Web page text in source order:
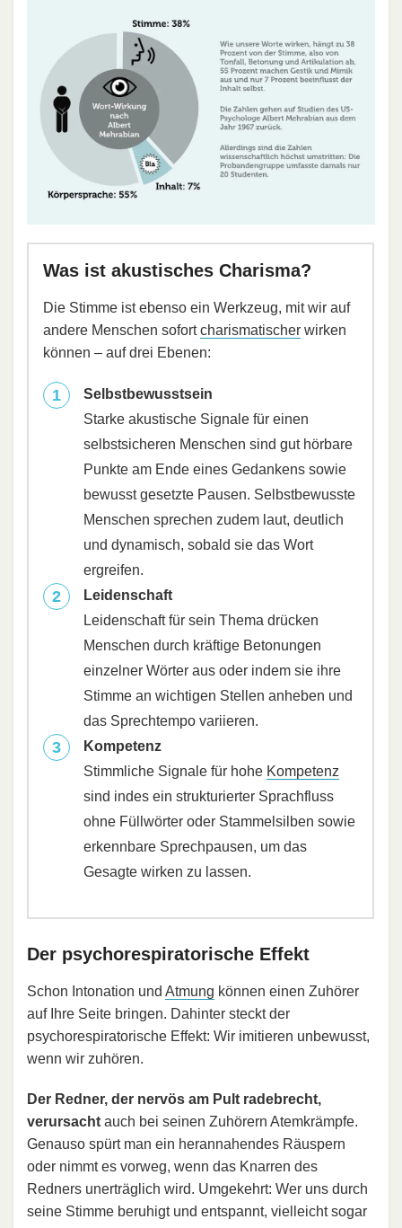
Was ist akustisches Charisma?
Die Stimme ist ebenso ein Werkzeug, mit wir auf
andere Menschen sofortcharismatischer wirken
können – auf drei Ebenen:
Selbstbewusstsein
Starke akustische Signale für einen
selbstsicheren Menschen sind gut hörbare
Punkte am Ende eines Gedankens sowie
bewusst gesetzte Pausen. Selbstbewusste
Menschen sprechen zudem laut, deutlich
und dynamisch, sobald sie das Wort
ergreifen.
Leidenschaft
Leidenschaft für sein Thema drücken
Menschen durch kräftige Betonungen
einzelner Wörter aus oder indem sie ihre
Stimme an wichtigen Stellen anheben und
das Sprechtempo variieren.
Kompetenz
Stimmliche Signale für hohe Kompetenz
sind indes ein strukturierter Sprachfluss
ohne Füllwörter oder Stammelsilben sowie
erkennbare Sprechpausen, um das
Gesagte wirken zu lassen.
Der psychorespiratorische Effekt
Schon Intonation und Atmung können einen Zuhörer
auf Ihre Seite bringen. Dahinter steckt der
psychorespiratorische Effekt: Wir imitieren unbewusst,
wenn wir zuhören.
Der Redner, der nervös am Pult radebrecht,
verursacht auch bei seinen Zuhörern Atemkrämpfe.
Genauso spürt man ein herannahendes Räuspern
oder nimmt es vorweg, wenn das Knarren des
Redners unerträglich wird. Umgekehrt: Wer uns durch
seine Stimme beruhigt und entspannt, vielleicht sogar